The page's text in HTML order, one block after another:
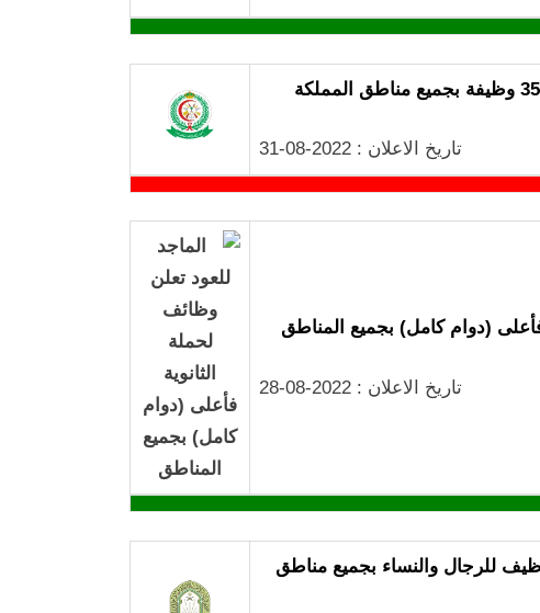
تاريخ الاعلان : 2022-08-31
(دوام كامل) بجميع المناطق
تاريخ الاعلان : 2022-08-28
للرجال والنساء بجميع مناطق